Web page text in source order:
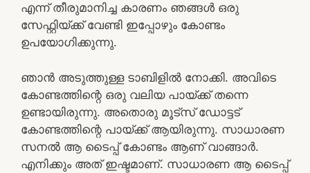
എന്ന് തീരുമാനിച്ച കാരണം ഞങ്ങള്‍ ഒരു
സേഫ്റ്റിയ്ക്ക് വേണ്ടി ഇപ്പോഴും കോണ്ടം
ഉപയോഗിക്കുന്നു.
ഞാന്‍ അടുത്തുള്ള ടാബിളില്‍ നോക്കി. അവിടെ
കോണ്ടത്തിന്റെ ഒരു വലിയ പായ്ക്ക് തന്നെ
ഉണ്ടായിരുന്നു. അതൊരു മൂട്സ് ഡോട്ടട്
കോണ്ടത്തിന്റെ പായ്ക്ക് ആയിരുന്നു. സാധാരണ
സനല്‍ ആ ടൈപ്പ് കോണ്ടം ആണ് വാങ്ങാര്‍.
എനിക്കും അത് ഇഷ്ടമാണ്. സാധാരണ ആ ടൈപ്പ്